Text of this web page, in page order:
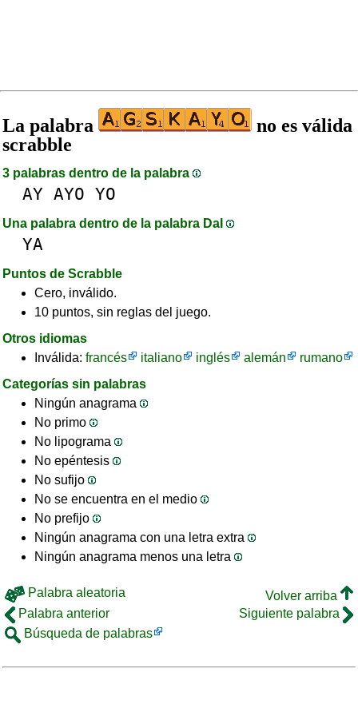
La palabra
no es válida
scrabble
3 palabras dentro de la palabra
AY AYO YO
Una palabra dentro de la palabra DaI
YA
Puntos de Scrabble
Cero, inválido.
10 puntos, sin reglas del juego.
Otros idiomas
Inválida: francés italiano inglés alemán
rumano
Categorías sin palabras
Ningún anagrama
No primo
No lipograma
No epéntesis
No sufijo
No se encuentra en el medio
No prefijo
Ningún anagrama con una letra extra
Ningún anagrama menos una letra
Palabra aleatoria
Volver arriba
Palabra anterior
Siguiente palabra
Búsqueda de palabras